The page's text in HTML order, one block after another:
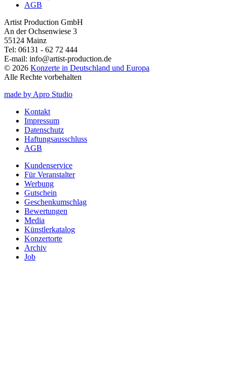
AGB
Artist Production GmbH
An der Ochsenwiese 3
55124 Mainz
Tel: 06131 - 62 72 444
E-mail: info@artist-production.de
© 2026 Konzerte in Deutschland und Europa
Alle Rechte vorbehalten
made by Apro Studio
Kontakt
Impressum
Datenschutz
Haftungsausschluss
AGB
Kundenservice
Für Veranstalter
Werbung
Gutschein
Geschenkumschlag
Bewertungen
Media
Künstlerkatalog
Konzertorte
Archiv
Job